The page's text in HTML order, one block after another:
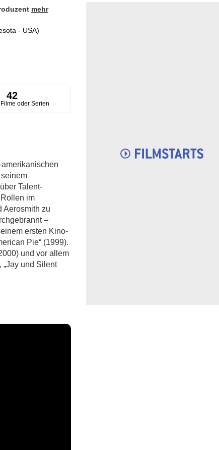
mehr
- USA)
42
oder Serien
Talent-
im
Aerosmith zu
–
ersten Kino-
Pie“ (1999).
und vor allem
„Jay und Silent